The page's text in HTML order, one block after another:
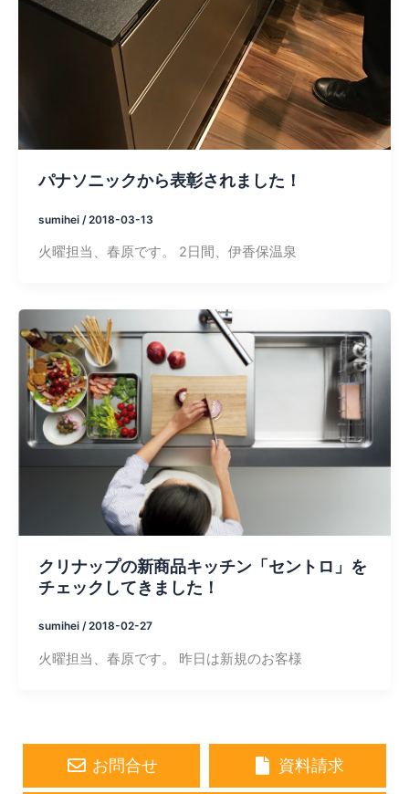
パナソニックから表彰されました！
sumihei /2018-03-13
火曜担当、春原です。 2日間、伊香保温泉
クリナップの新商品キッチン「セントロ」を
チェックしてきました！
sumihei /2018-02-27
火曜担当、春原です。 昨日は新規のお客様
お問合せ 資料請求